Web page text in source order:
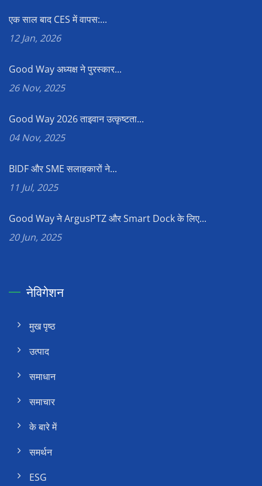
एक साल बाद CES में वापस:...
12 Jan, 2026
Good Way अध्यक्ष ने पुरस्कार...
26 Nov, 2025
Good Way 2026 ताइवान उत्कृष्टता...
04 Nov, 2025
BIDF और SME सलाहकारों ने...
11 Jul, 2025
Good Way ने ArgusPTZ और Smart Dock के लिए...
20 Jun, 2025
नेविगेशन
मुख पृष्ठ
उत्पाद
समाधान
समाचार
के बारे में
समर्थन
ESG